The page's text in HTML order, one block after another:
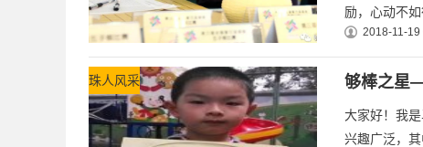
励，心动不如
2018-11-19
珠人风采 够棒之星
大家好！我
兴趣广泛，